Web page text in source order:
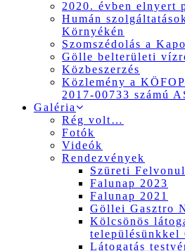
2020. évben elnyert
Humán
Környékén
Szomszédolás a
Gölle belterületi
Közbeszerzés
Közlemény a
2017-00733 számú
Galéria
Rég volt…
Fotók
Videók
Rendezvények
Szüreti
Falunap 2023
Falunap 2021
Göllei Gasztro
Kölcsönös
településünkkel
Látogatás